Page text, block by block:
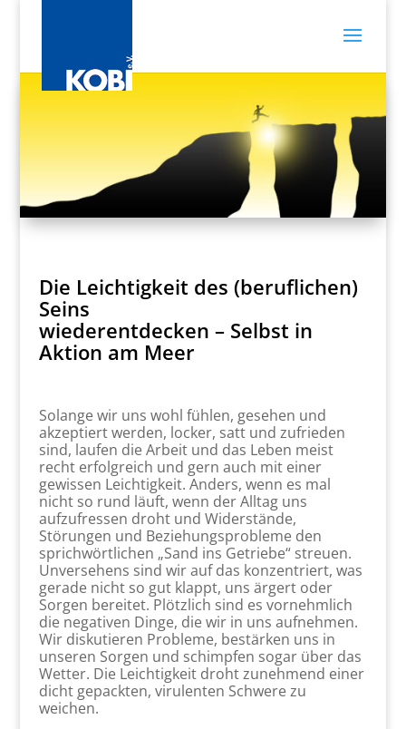
Die Leichtigkeit des (beruflichen)
Seins
wiederentdecken – Selbst in
Aktion am Meer
Solange wir uns wohl fühlen, gesehen und
akzeptiert werden, locker, satt und zufrieden
sind, laufen die Arbeit und das Leben meist
recht erfolgreich und gern auch mit einer
gewissen Leichtigkeit. Anders, wenn es mal
nicht so rund läuft, wenn der Alltag uns
aufzufressen droht und Widerstände,
Störungen und Beziehungsprobleme den
sprichwörtlichen „Sand ins Getriebe“ streuen.
Unversehens sind wir auf das konzentriert, was
gerade nicht so gut klappt, uns ärgert oder
Sorgen bereitet. Plötzlich sind es vornehmlich
die negativen Dinge, die wir in uns aufnehmen.
Wir diskutieren Probleme, bestärken uns in
unseren Sorgen und schimpfen sogar über das
Wetter. Die Leichtigkeit droht zunehmend einer
dicht gepackten, virulenten Schwere zu
weichen.